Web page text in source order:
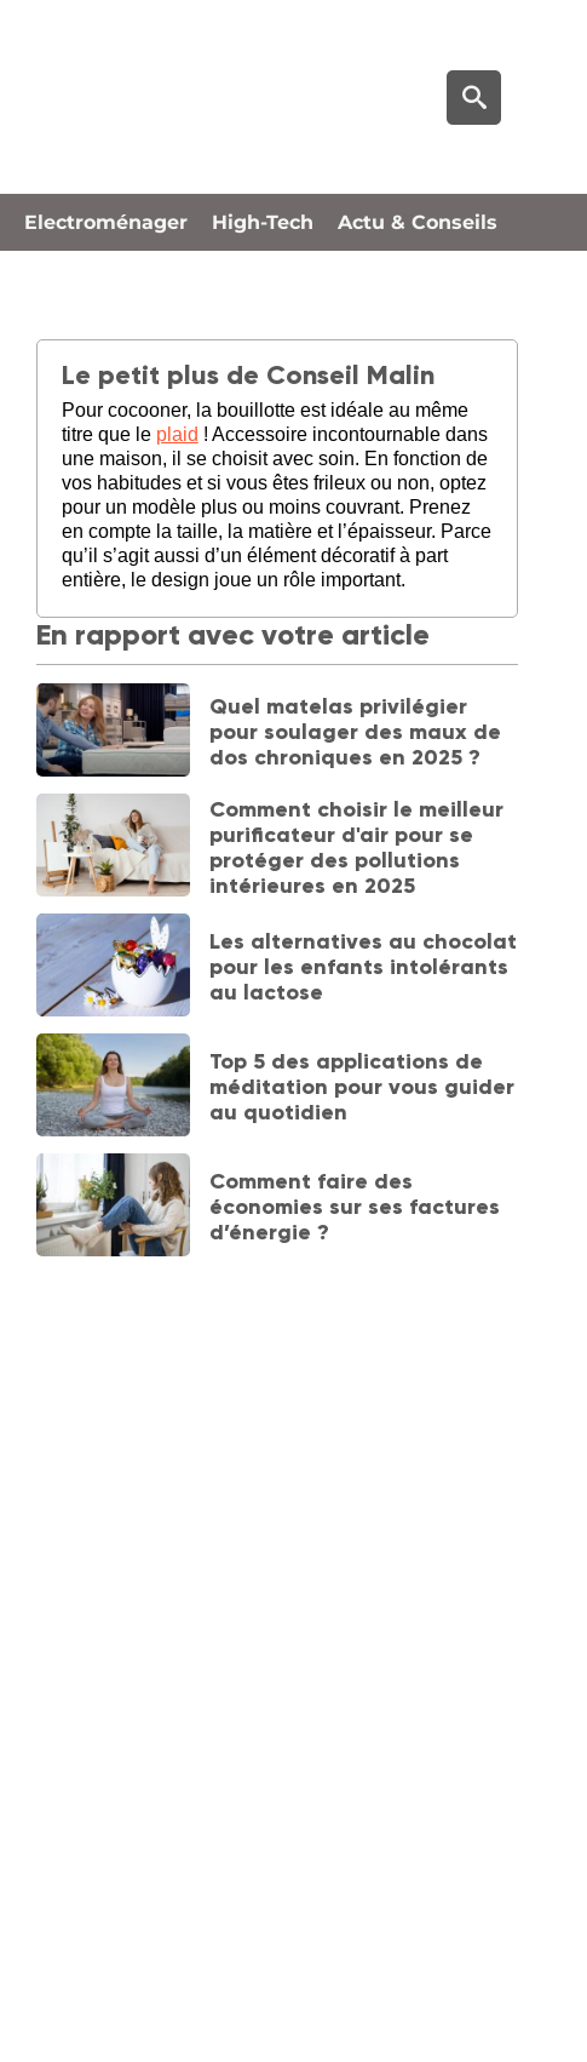
Electroménager High-Tech Actu & Conseils
Le petit plus de Conseil Malin
Pour cocooner, la bouillotte est idéale au même
titre que le plaid ! Accessoire incontournable dans
une maison, il se choisit avec soin. En fonction de
vos habitudes et si vous êtes frileux ou non, optez
pour un modèle plus ou moins couvrant. Prenez
en compte la taille, la matière et l’épaisseur. Parce
qu’il s’agit aussi d’un élément décoratif à part
entière, le design joue un rôle important.
En rapport avec votre article
Quel matelas privilégier
pour soulager des maux de
dos chroniques en 2025 ?
Comment choisir le meilleur
purificateur d'air pour se
protéger des pollutions
intérieures en 2025
Les alternatives au chocolat
pour les enfants intolérants
au lactose
Top 5 des applications de
méditation pour vous guider
au quotidien
Comment faire des
économies sur ses factures
d’énergie ?